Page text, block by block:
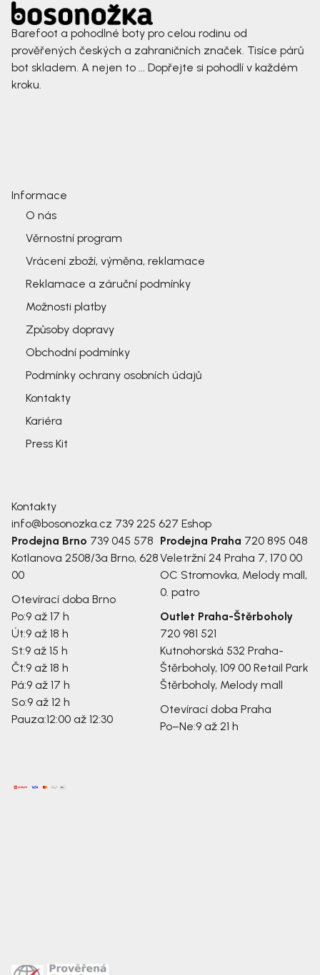
Barefoot a pohodlné boty pro celou rodinu od
prověřených českých a zahraničních značek. Tisíce párů
bot skladem. A nejen to ... Dopřejte si pohodlí v každém
kroku.
Informace
O nás
Věrnostní program
Vrácení zboží, výměna, reklamace
Reklamace a záruční podmínky
Možnosti platby
Způsoby dopravy
Obchodní podmínky
Podmínky ochrany osobních údajů
Kontakty
Kariéra
Press Kit
Kontakty
info@bosonozka.cz 739 225 627 Eshop
Prodejna Brno 739 045 578
Kotlanova 2508/3a Brno, 628
00
Otevírací doba Brno
Po:9 až 17 h
Út:9 až 18 h
St:9 až 15 h
Čt:9 až 18 h
Pá:9 až 17 h
So:9 až 12 h
Pauza:12:00 až 12:30
Prodejna Praha 720 895 048
Veletržní 24 Praha 7, 170 00
OC Stromovka, Melody mall,
0. patro
Outlet Praha-Štěrboholy
720 981 521
Kutnohorská 532 Praha-
Štěrboholy, 109 00 Retail Park
Štěrboholy, Melody mall
Otevírací doba Praha
Po–Ne:9 až 21 h